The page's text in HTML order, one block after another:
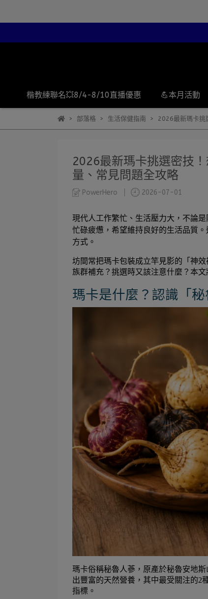
楷教練聯名💥8/4-8/10直播優惠 💪本月活動
部落格 生活保健指南 2026最新瑪卡挑
2026最新瑪卡挑選密技
量、常見問題全攻略
PowerHero 2026-07-01
現代人工作繁忙、生活壓力大，不論
忙碌疲憊，希望維持良好的生活品質
方式。
坊間常把瑪卡包裝成立竿見影的「神
族群補充？挑選時又該注意什麼？本
瑪卡是什麼？認識「
瑪卡俗稱秘魯人蔘，原產於秘魯安地
出豐富的天然營養，其中最受關注的2
指標。